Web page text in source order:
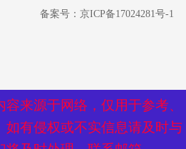
来源于网络，仅用于参考、
如有侵权或不实信息请及时与
备案号：京ICP备17024281号-1
来源于网络，仅用于参考、
如有侵权或不实信息请及时与